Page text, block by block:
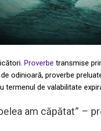
Proverbe transmise
odinioară, proverbe
termenul de valabilitate
am căpătat” –